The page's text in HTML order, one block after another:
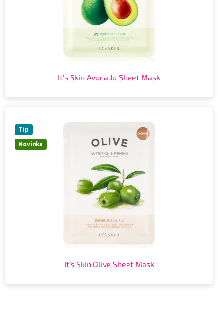
It’s Skin Avocado Sheet Mask
Novinka
Tip
It’s Skin Olive Sheet Mask